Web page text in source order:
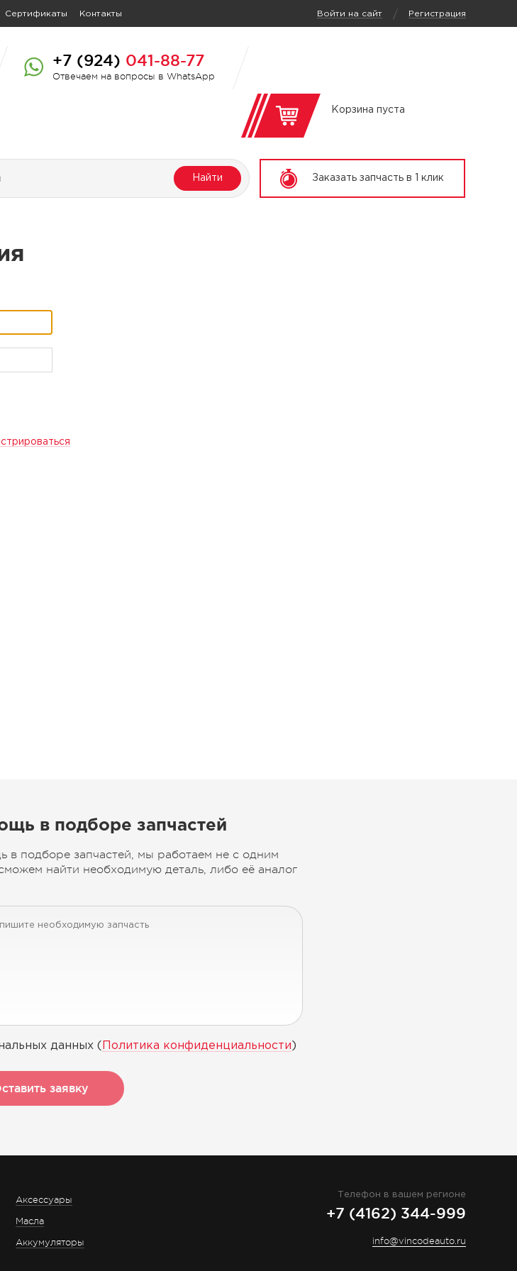
Сертификаты Контакты Войти на сайт / Регистрация
+7 (924) 041-88-77
Отвечаем на вопросы в WhatsApp
Корзина пуста
Найти Заказать запчасть в 1 клик
в подборе запчастей
в подборе запчастей, мы работаем не с одним
найти необходимую деталь, либо её аналог
данных ( Политика конфиденциальности )
заявку
Аксессуары
Масла
Аккумуляторы
Телефон в вашем регионе
+7 (4162) 344-999
info@vincodeauto.ru